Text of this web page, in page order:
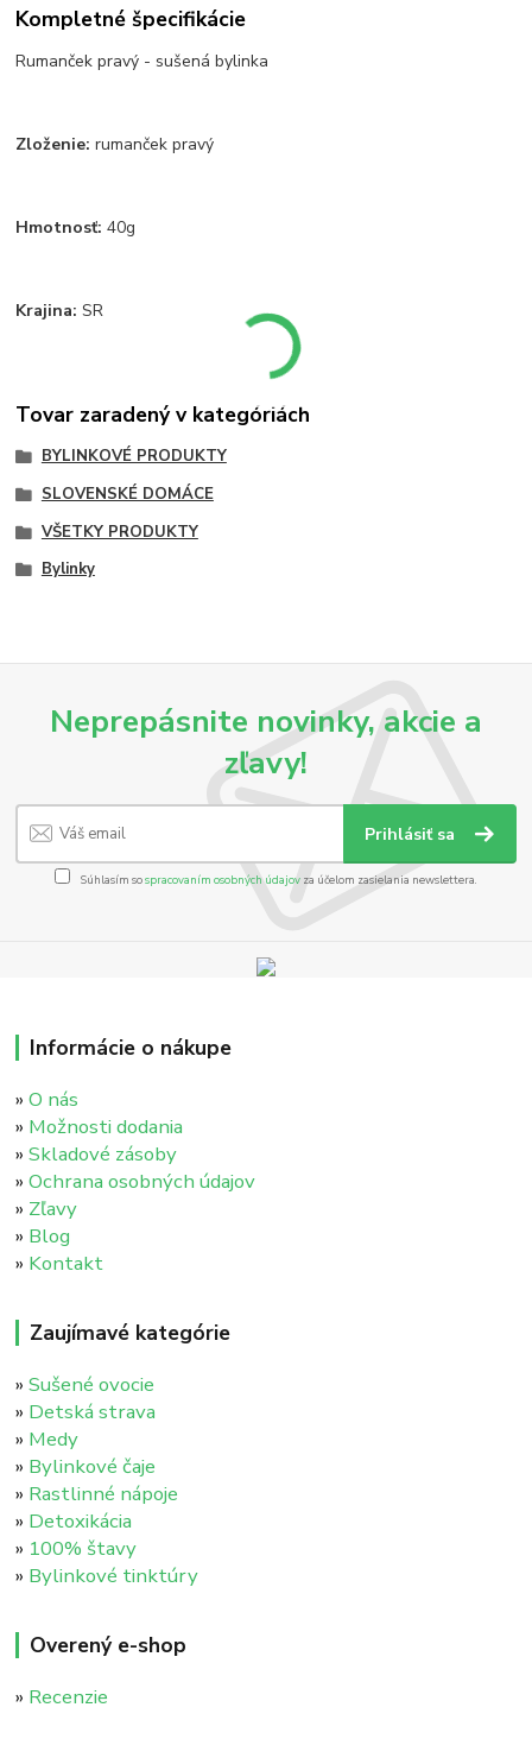
Kompletné špecifikácie
Rumanček pravý - sušená bylinka
Zloženie: rumanček pravý
Hmotnosť:40g
Krajina:SR
Tovar zaradený v kategóriách
BYLINKOVÉ PRODUKTY
SLOVENSKÉ DOMÁCE
VŠETKY PRODUKTY
Bylinky
Neprepásnite novinky, akcie a
zľavy!
Prihlásiť sa
Súhlasím sospracovaním osobných údajov za účelom zasielania newslettera.
Informácie o nákupe
»O nás
» Možnosti dodania
»Skladové zásoby
»Ochrana osobných údajov
» Zľavy
» Blog
» Kontakt
Zaujímavé kategórie
»Sušené ovocie
» Detská strava
» Medy
» Bylinkové čaje
» Rastlinné nápoje
» Detoxikácia
» 100% štavy
» Bylinkové tinktúry
Overený e-shop
» Recenzie